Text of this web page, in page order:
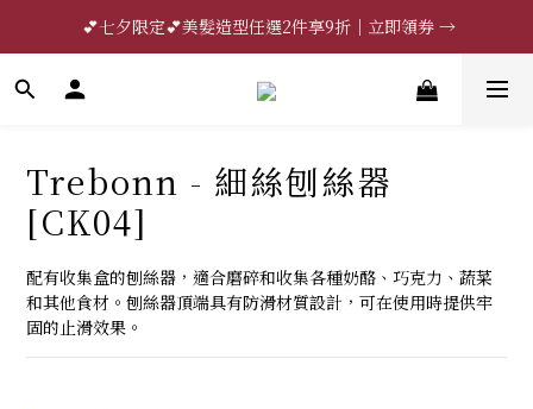
🔥限時85折｜法國CRISTEL｜立即領券 →
💕七夕限定💕美髮造型任選2件享9折｜立即領券 →
一分鐘登錄保固 | 買得安心又放心🔥▸▸
Trebonn - 細絲刨絲器
[CK04]
配有收集盒的刨絲器，適合磨碎和收集各種奶酪、巧克力、蔬菜
和其他食材。刨絲器頂端具有防滑材質設計，可在使用時提供牢
固的止滑效果。